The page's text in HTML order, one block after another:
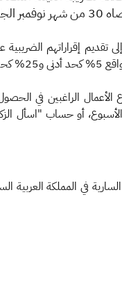
بها.
الراغبين في
في المملكة